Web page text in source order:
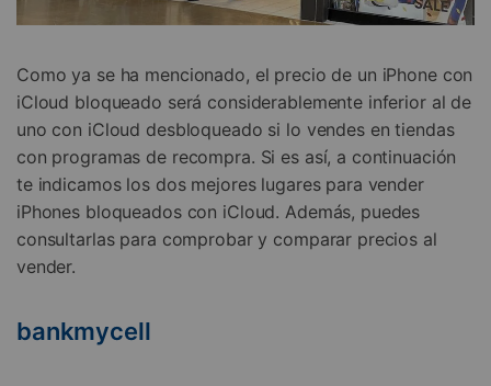
Como ya se ha mencionado, el precio de un iPhone con
iCloud bloqueado será considerablemente inferior al de
uno con iCloud desbloqueado si lo vendes en tiendas
con programas de recompra. Si es así, a continuación
te indicamos los dos mejores lugares para vender
iPhones bloqueados con iCloud. Además, puedes
consultarlas para comprobar y comparar precios al
vender.
bankmycell